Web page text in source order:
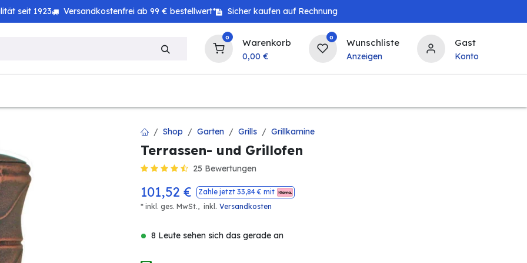
seit 1923 Versandkostenfrei ab 99 € bestellwert* Sicher kaufen auf Rechnung
0 Warenkorb
0,00 €
0 Wunschliste
Anzeigen
Gast
Konto
Shop Garten Grills Grillkamine
Terrassen- und Grillofen
25 Bewertungen
101,52 € Zahle jetzt 33,84€ mit
* inkl. ges. MwSt., inkl . Versandkosten
8 Leute sehen sich das gerade an